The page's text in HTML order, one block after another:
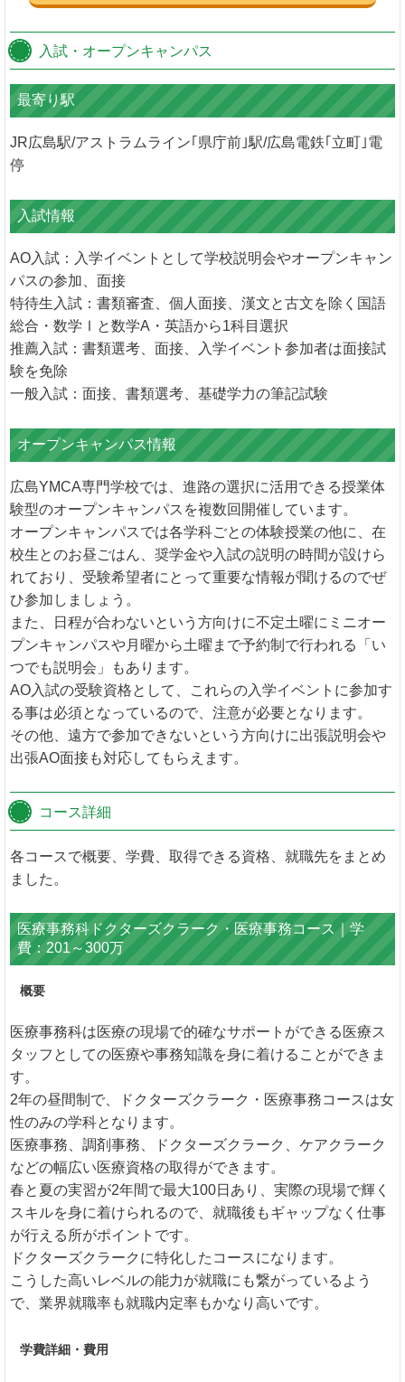
入試・オープンキャンパス
最寄り駅
JR広島駅/アストラムライン｢県庁前｣駅/広島電鉄｢立町｣電
停
入試情報
AO入試：入学イベントとして学校説明会やオープンキャン
パスの参加、面接
特待生入試：書類審査、個人面接、漢文と古文を除く国語
総合・数学Ⅰと数学A・英語から1科目選択
推薦入試：書類選考、面接、入学イベント参加者は面接試
験を免除
一般入試：面接、書類選考、基礎学力の筆記試験
オープンキャンパス情報
広島YMCA専門学校では、進路の選択に活用できる授業体
験型のオープンキャンパスを複数回開催しています。
オープンキャンパスでは各学科ごとの体験授業の他に、在
校生とのお昼ごはん、奨学金や入試の説明の時間が設けら
れており、受験希望者にとって重要な情報が聞けるのでぜ
ひ参加しましょう。
また、日程が合わないという方向けに不定土曜にミニオー
プンキャンパスや月曜から土曜まで予約制で行われる「い
つでも説明会」もあります。
AO入試の受験資格として、これらの入学イベントに参加す
る事は必須となっているので、注意が必要となります。
その他、遠方で参加できないという方向けに出張説明会や
出張AO面接も対応してもらえます。
コース詳細
各コースで概要、学費、取得できる資格、就職先をまとめ
ました。
医療事務科ドクターズクラーク・医療事務コース｜学
費：201～300万
概要
医療事務科は医療の現場で的確なサポートができる医療ス
タッフとしての医療や事務知識を身に着けることができま
す。
2年の昼間制で、ドクターズクラーク・医療事務コースは女
性のみの学科となります。
医療事務、調剤事務、ドクターズクラーク、ケアクラーク
などの幅広い医療資格の取得ができます。
春と夏の実習が2年間で最大100日あり、実際の現場で輝く
スキルを身に着けられるので、就職後もギャップなく仕事
が行える所がポイントです。
ドクターズクラークに特化したコースになります。
こうした高いレベルの能力が就職にも繋がっているよう
で、業界就職率も就職内定率もかなり高いです。
学費詳細・費用